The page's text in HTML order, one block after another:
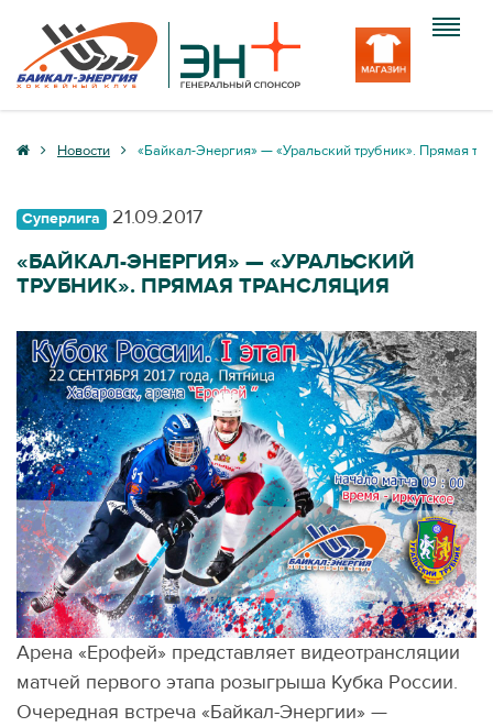
Клуб
Медиа
Вход
Новости «Байкал-Энергия» — «Уральский трубник». Прямая
Суперлига 21.09.2017
«БАЙКАЛ-ЭНЕРГИЯ» — «УРАЛЬСКИЙ
ТРУБНИК». ПРЯМАЯ ТРАНСЛЯЦИЯ
Арена «Ерофей» представляет видеотрансляции
матчей первого этапа розыгрыша Кубка России.
Очередная встреча «Байкал-Энергии» —